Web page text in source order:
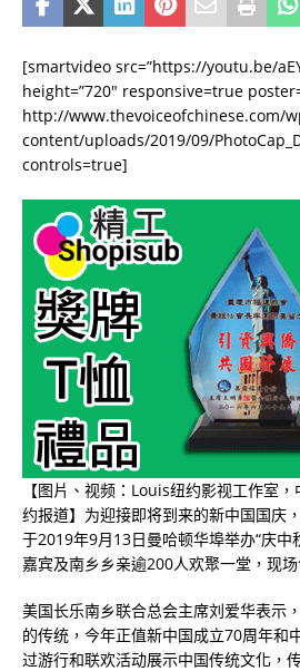
[smartvideo src=”https://youtu.be/
height=”720″ responsive=true
http://www.thevoiceofchinese.com/
content/uploads/2019/09/
controls=true]
【图片、视频：Louis纽约影视工作室
约报道】为迎接即将到来的新中国国庆
于2019年9月13日曼哈顿华埠举办“庆
嘉宾及南乡乡亲逾200人欢聚一堂，现
美国长乐南乡联合总会主席刘爱华表示
的传统，今年正值新中国成立70周年和
过游行和联欢活动展示中国传统文化，